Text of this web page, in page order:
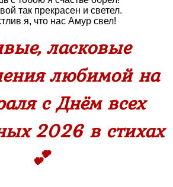
так прекрасен и светел.
я, что нас Амур свел!
ласковые
любимой на
с Днём всех
2026 в стихах
💕